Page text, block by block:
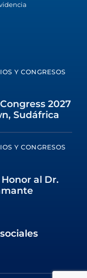
Y CONGRESOS
2027
Sudáfrica
Y CONGRESOS
al Dr.